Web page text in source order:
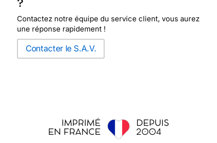
?
Contactez notre équipe du service client, vous aurez
une réponse rapidement !
Contacter le S.A.V.